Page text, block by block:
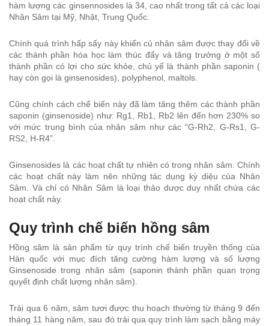
hàm lượng các ginsennosides là 34, cao nhất trong tất cả các loại
Nhân Sâm tại Mỹ, Nhật, Trung Quốc.
Chính quá trình hấp sấy này khiến củ nhân sâm được thay đổi về
các thành phần hóa học làm thúc đẩy và tăng trưởng ở một số
thành phần có lợi cho sức khỏe, chủ yế là thành phần saponin (
hay còn gọi là ginsenosides), polyphenol, maltols.
Cũng chính cách chế biến này đã làm tăng thêm các thành phần
saponin (ginsenoside) như: Rg1, Rb1, Rb2 lên đến hơn 230% so
với mức trung bình của nhân sâm như các “G-Rh2, G-Rs1, G-
RS2, H-R4”.
Ginsenosides là các hoạt chất tự nhiên có trong nhân sâm. Chính
các hoạt chất này làm nên những tác dụng kỳ diệu của Nhân
Sâm. Và chỉ có Nhân Sâm là loại thảo dược duy nhất chứa các
hoạt chất này.
Quy trình chế biến hồng sâm
Hồng sâm là sản phẩm từ quy trình chế biến truyền thống của
Hàn quốc với mục đích tăng cường hàm lượng và số lượng
Ginsenoside trong nhân sâm (saponin thành phần quan trọng
quyết định chất lượng nhân sâm).
Trải qua 6 năm, sâm tươi được thu hoạch thường từ tháng 9 đến
tháng 11 hàng năm, sau đó trải qua quy trình làm sạch bằng máy